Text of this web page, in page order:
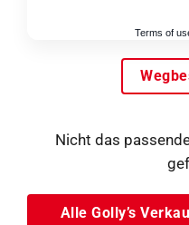
Terms of
Nicht das
Alle Golly’s